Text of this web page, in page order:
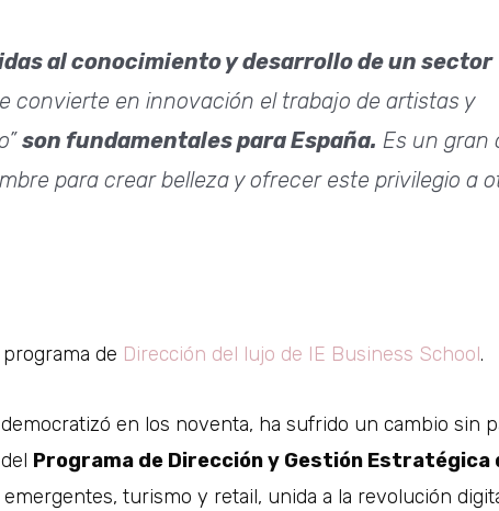
al conocimiento y desarrollo de un sector
convierte en innovación el trabajo de artistas y
son fundamentales para España. Es un gran
para crear belleza y ofrecer este privilegio a
de Dirección del lujo de IE Business School.
en los noventa, ha sufrido un cambio sin
Programa de Dirección y Gestión Estratégica
turismo y retail, unida a la revolución